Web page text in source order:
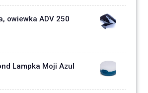
owiewka ADV 250
Lampka Moji Azul